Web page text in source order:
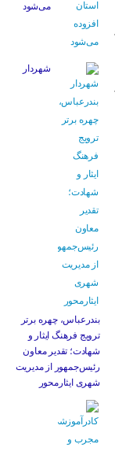
می‌شود
شهردار
بندرعباس، چهره برتر
ترویج فرهنگ ایثار و
شهادت؛ تقدیر معاون
رئیس‌جمهور از مدیریت
شهری ایثارمحور